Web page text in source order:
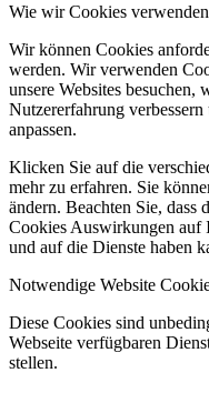
Wie wir Cookies verwenden
Wir können Cookies
werden. Wir verwenden
unsere Websites besuchen,
Nutzererfahrung
anpassen.
Klicken Sie auf die
mehr zu erfahren. Sie
ändern. Beachten Sie, dass
Cookies Auswirkungen auf
und auf die Dienste haben
Notwendige Website
Diese Cookies sind
Webseite verfügbaren
stellen.